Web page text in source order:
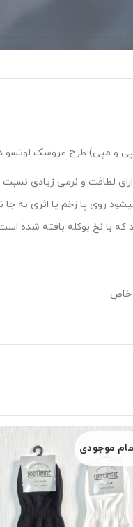
لطافت و نرمی زیادی نسبت
روی پا زخم یا اثری به جا
که با نخ بوکله بافته شده
خاص
موجودی